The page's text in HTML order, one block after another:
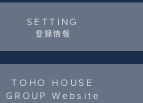
SETTING
登録情報
TOHO HOUSE
GROUP Website